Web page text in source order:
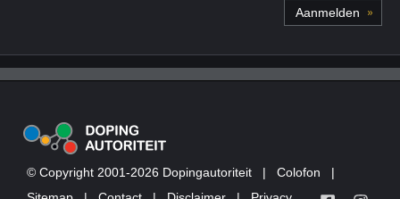
© Copyright 2001-2026 Dopingautoriteit | Colofon
|